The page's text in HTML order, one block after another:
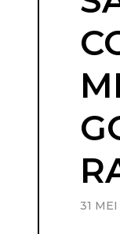
31